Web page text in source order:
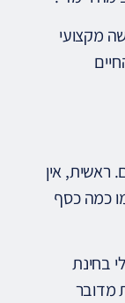
מקצועי
ראשית, אין
כמה כסף
בחינת
מדובר